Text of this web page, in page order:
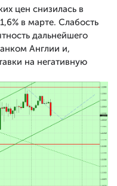
цен снизилась в
в марте. Слабость
дальнейшего
Англии и,
на негативную